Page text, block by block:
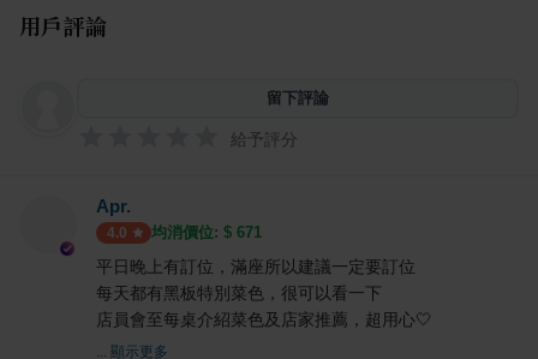
用戶評論
留下評論
給予評分
Apr.
4.0 均消價位: $ 671
平日晚上有訂位，滿座所以建議一定要訂位
每天都有黑板特別菜色，很可以看一下
店員會至每桌介紹菜色及店家推薦，超用心🤍
... 顯示更多